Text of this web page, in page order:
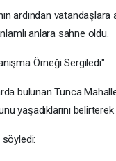
ardından
anlara sahne oldu.
Örneği Sergiledi"
bulunan Tunca
yaşadıklarını